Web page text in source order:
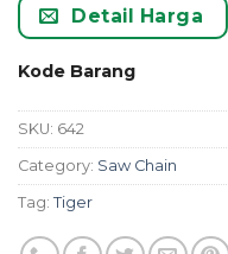
Detail Harga
Kode Barang
SKU: 642
Category: Saw Chain
Tag: Tiger